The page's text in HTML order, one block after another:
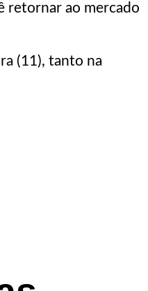
retornar ao mercado
(11), tanto na